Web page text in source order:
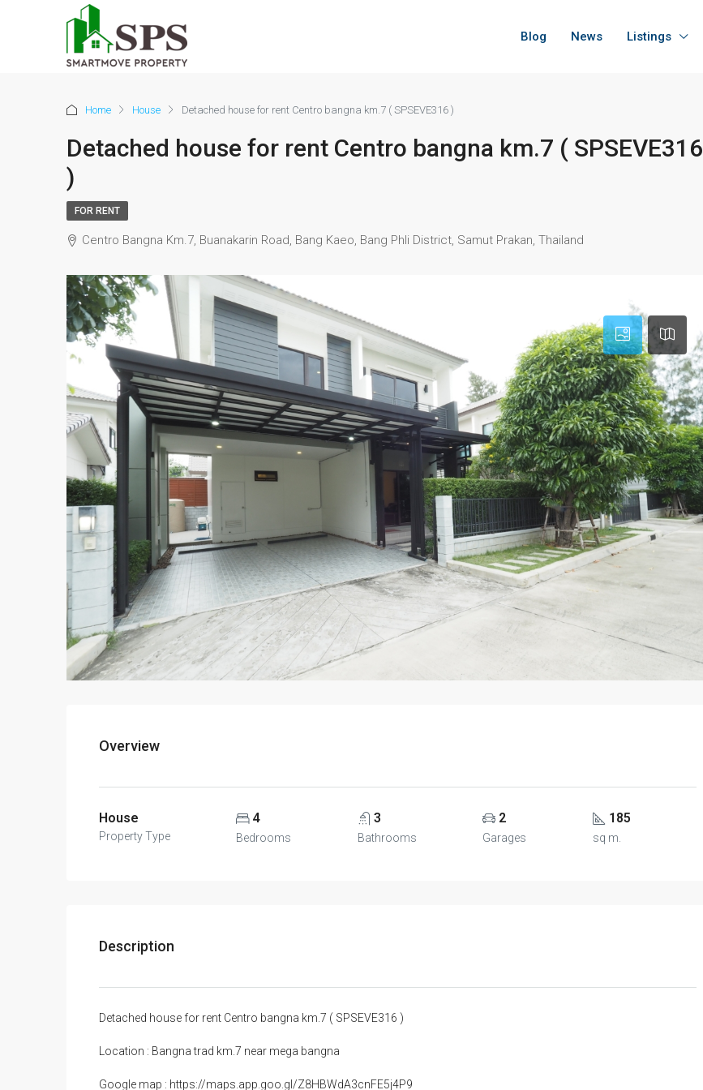
Blog News Listings
Home House Detached house for rent Centro bangna km.7 ( SPSEVE316 )
Detached house for rent Centro bangna km.7 ( SPSEVE316
)
FOR RENT
Centro Bangna Km.7, Buanakarin Road, Bang Kaeo, Bang Phli District, Samut Prakan, Thailand
Overview
House
Property Type
4
Bedrooms
3
Bathrooms
2
Garages
185
sq m.
Description
Detached house for rent Centro bangna km.7 ( SPSEVE316 )
Location : Bangna trad km.7 near mega bangna
Google map : https://maps.app.goo.gl/Z8HBWdA3cnFE5j4P9